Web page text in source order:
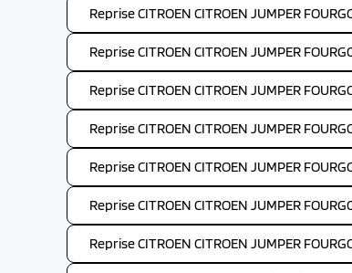
Reprise CITROEN CITROEN JUMPER
Reprise CITROEN CITROEN JUMPER
Reprise CITROEN CITROEN JUMPER
Reprise CITROEN CITROEN JUMPER
Reprise CITROEN CITROEN JUMPER
Reprise CITROEN CITROEN JUMPER
Reprise CITROEN CITROEN JUMPER